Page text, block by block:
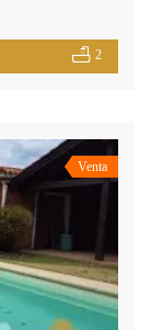
2
Venta